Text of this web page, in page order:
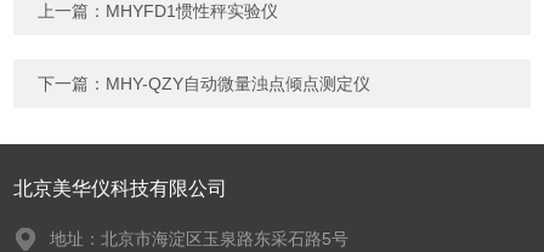
上一篇： MHYFD1惯性秤实验仪
下一篇： MHY-QZY自动微量浊点倾点测定仪
北京美华仪科技有限公司
地址：北京市海淀区玉泉路东采石路5号